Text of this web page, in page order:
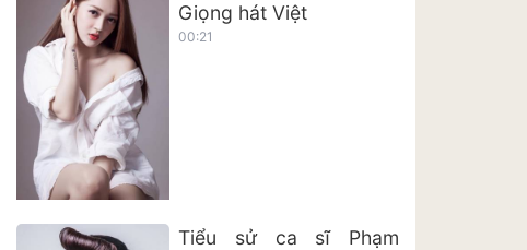
Giọng hát Việt
00:21
Tiểu sử ca sĩ Phạm